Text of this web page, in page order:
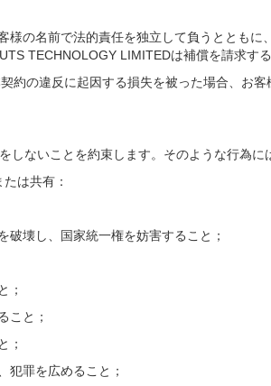
の名前で法的責任を独立して負うととも
TECHNOLOGY LIMITEDは補償を請求する
約の違反に起因する損失を被った場合、お
ないことを約束します。そのような行為に
は共有：
壊し、国家統一権を妨害すること；
；
こと；
；
犯罪を広めること；